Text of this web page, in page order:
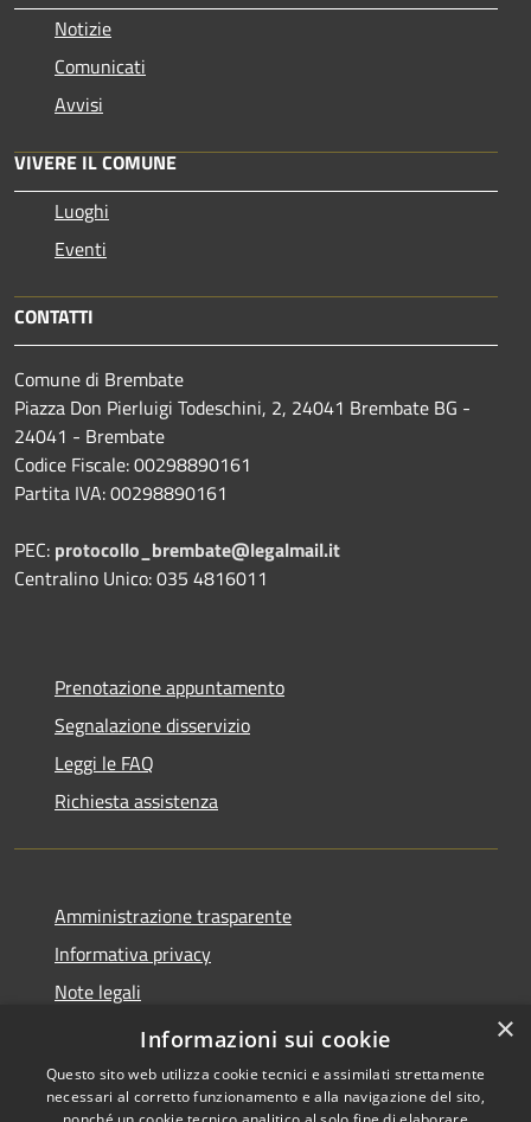
Notizie
Comunicati
Avvisi
VIVERE IL COMUNE
Luoghi
Eventi
CONTATTI
Comune di Brembate
Piazza Don Pierluigi Todeschini, 2, 24041 Brembate BG -
24041 - Brembate
Codice Fiscale: 00298890161
Partita IVA: 00298890161
PEC: protocollo_brembate@legalmail.it
Centralino Unico: 035 4816011
Prenotazione appuntamento
Segnalazione disservizio
Leggi le FAQ
Richiesta assistenza
Amministrazione trasparente
Informativa privacy
Note legali
Dichiarazione di accessibilità
×
Informazioni sui cookie
Questo sito web utilizza cookie tecnici e assimilati strettamente
necessari al corretto funzionamento e alla navigazione del sito,